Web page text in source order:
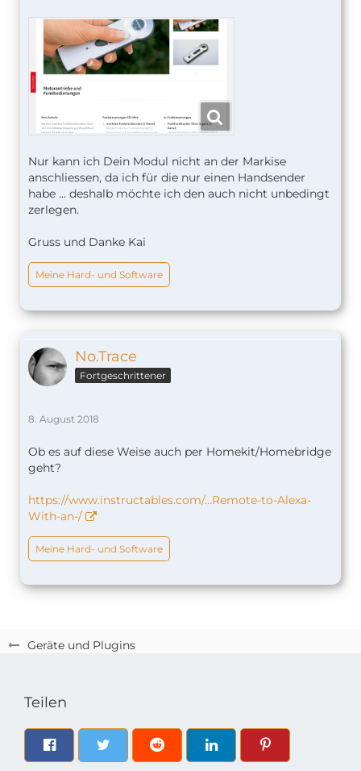
Geräte und Plugins
Nur kann ich Dein Modul nicht an der Markise
anschliessen, da ich für die nur einen Handsender
habe ... deshalb möchte ich den auch nicht unbedingt
zerlegen.
Gruss und Danke Kai
Meine Hard- und Software
No.Trace
Fortgeschrittener
8. August 2018
Ob es auf diese Weise auch per Homekit/Homebridge
geht?
https://www.instructables.com/…Remote-to-Alexa-
With-an-/
Meine Hard- und Software
Teilen